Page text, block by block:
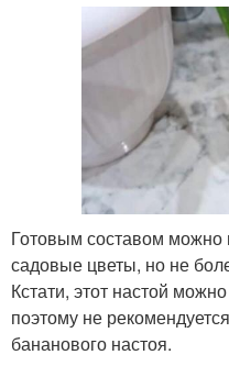
Готовым составом можно
садовые цветы, но не
Кстати, этот настой
поэтому не
бананового настоя.